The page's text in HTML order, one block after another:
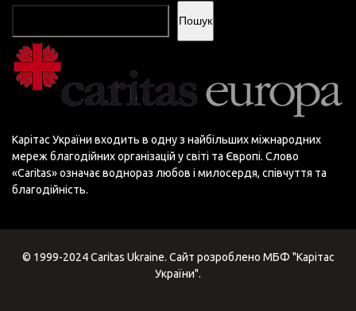
Пошук
Карітас України входить в одну з найбільших міжнародних
мереж благодійних організацій у світі та Європі. Слово
«Сaritas» означає воднораз любов і милосердя, співчуття та
благодійність.
© 1999-2024 Caritas Ukraine. Сайт розроблено МБФ "Карітас
України".